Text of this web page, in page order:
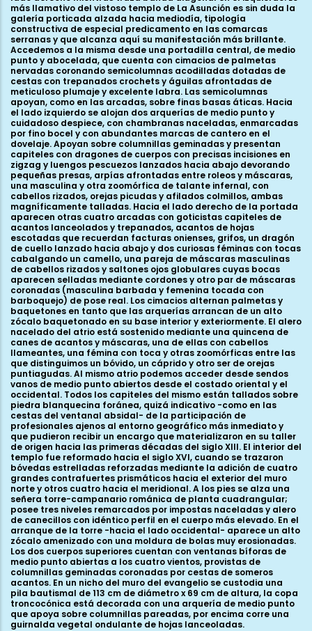
más llamativo del vistoso templo de La Asunción es sin duda la
galería porticada alzada hacia mediodía, tipología
constructiva de especial predicamento en las comarcas
serranas y que alcanza aquí su manifestación más brillante.
Accedemos a la misma desde una portadilla central, de medio
punto y abocelada, que cuenta con cimacios de palmetas
nervadas coronando semicolumnas acodilladas dotadas de
cestas con trepanados crochets y águilas afrontadas de
meticuloso plumaje y excelente labra. Las semicolumnas
apoyan, como en las arcadas, sobre finas basas áticas. Hacia
el lado izquierdo se alojan dos arquerías de medio punto y
cuidadoso despiece, con chambranas naceladas, enmarcadas
por fino bocel y con abundantes marcas de cantero en el
dovelaje. Apoyan sobre columnillas geminadas y presentan
capiteles con dragones de cuerpos con precisas incisiones en
zigzag y luengos pescuezos lanzados hacia abajo devorando
pequeñas presas, arpías afrontadas entre roleos y máscaras,
una masculina y otra zoomórfica de talante infernal, con
cabellos rizados, orejas picudas y afilados colmillos, ambas
magníficamente talladas. Hacia el lado derecho de la portada
aparecen otras cuatro arcadas con goticistas capiteles de
acantos lanceolados y trepanados, acantos de hojas
escotadas que recuerdan facturas onienses, grifos, un dragón
de cuello lanzado hacia abajo y dos curiosas féminas con tocas
cabalgando un camello, una pareja de máscaras masculinas
de cabellos rizados y saltones ojos globulares cuyas bocas
aparecen selladas mediante cordones y otro par de máscaras
coronadas (masculina barbada y femenina tocada con
barboquejo) de pose real. Los cimacios alternan palmetas y
baquetones en tanto que las arquerías arrancan de un alto
zócalo baquetonado en su base interior y exteriormente. El alero
nacelado del atrio está sostenido mediante una quincena de
canes de acantos y máscaras, una de ellas con cabellos
llameantes, una fémina con toca y otras zoomórficas entre las
que distinguimos un bóvido, un cáprido y otro ser de orejas
puntiagudas. Al mismo atrio podemos acceder desde sendos
vanos de medio punto abiertos desde el costado oriental y el
occidental. Todos los capiteles del mismo están tallados sobre
piedra blanquecina foránea, quizá indicativo -como en las
cestas del ventanal absidal- de la participación de
profesionales ajenos al entorno geográfico más inmediato y
que pudieron recibir un encargo que materializaron en su taller
de origen hacia las primeras décadas del siglo XIII. El interior del
templo fue reformado hacia el siglo XVI, cuando se trazaron
bóvedas estrelladas reforzadas mediante la adición de cuatro
grandes contrafuertes prismáticos hacia el exterior del muro
norte y otros cuatro hacia el meridional. A los pies se alza una
señera torre-campanario románica de planta cuadrangular;
posee tres niveles remarcados por impostas naceladas y alero
de canecillos con idéntico perfil en el cuerpo más elevado. En el
arranque de la torre -hacia el lado occidental- aparece un alto
zócalo amenizado con una moldura de bolas muy erosionadas.
Los dos cuerpos superiores cuentan con ventanas bíforas de
medio punto abiertas a los cuatro vientos, provistas de
columnillas geminadas coronadas por cestas de someros
acantos. En un nicho del muro del evangelio se custodia una
pila bautismal de 113 cm de diámetro x 69 cm de altura, la copa
troncocónica está decorada con una arquería de medio punto
que apoya sobre columnillas pareadas, por encima corre una
guirnalda vegetal ondulante de hojas lanceoladas.